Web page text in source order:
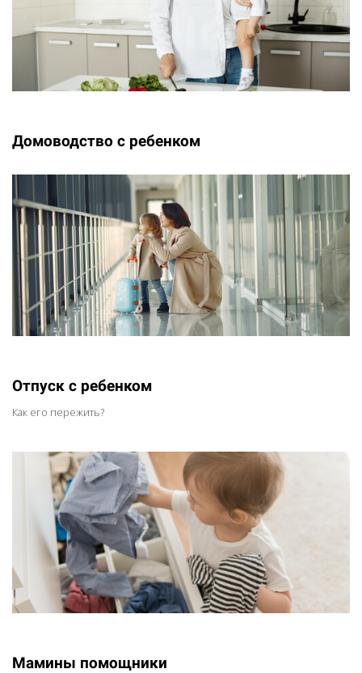
Домоводство с ребенком
Отпуск с ребенком
Как его пережить?
Мамины помощники